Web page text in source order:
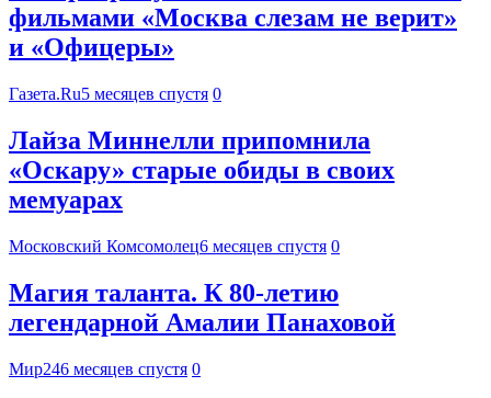
фильмами «Москва слезам не верит»
и «Офицеры»
Газета.Ru5 месяцев спустя 0
Лайза Миннелли припомнила
«Оскару» старые обиды в своих
мемуарах
Московский Комсомолец6 месяцев спустя 0
Магия таланта. К 80-летию
легендарной Амалии Панаховой
Мир246 месяцев спустя 0